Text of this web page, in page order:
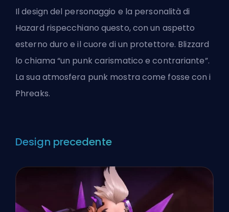
Il design del personaggio e la personalità di
Hazard rispecchiano questo, con un aspetto
esterno duro e il cuore di un protettore. Blizzard
lo chiama “un punk carismatico e contrariante”.
La sua atmosfera punk mostra come fosse con i
Phreaks.
Design precedente